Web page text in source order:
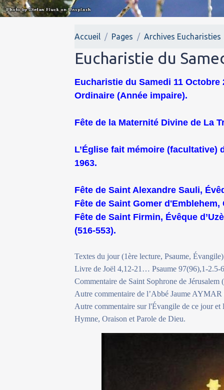
Accueil Pages Archives Eucharisties
Eucharistie du
Eucharistie du Samedi 11 Octobre
Ordinaire (Année impaire).
Fête de la Maternité Divine de La
L’Église fait mémoire (facultative)
1963.
Fête de Saint Alexandre Sauli,
Fête de Saint Gomer d'Emblehem,
Fête de Saint Firmin, Évêque
(516-553).
Textes du jour (1ère lecture, Psaume,
Livre de Joël 4,12-21… Psaume 97(96),1-2.5-
Commentaire de Saint Sophrone de
Autre commentaire de l’Abbé Jaume
Autre commentaire sur l'Évangile de ce jour et
Hymne, Oraison et Parole de Dieu.